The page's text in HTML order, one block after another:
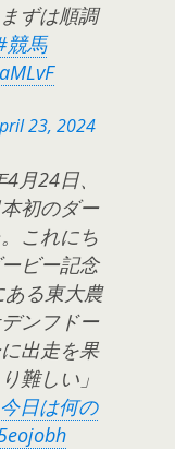
ずは順調
競馬
23, 2024
月24日、
初のダー
これにち
ビー記念
る東大農
ンフドー
出走を果
難しい」
日は何の